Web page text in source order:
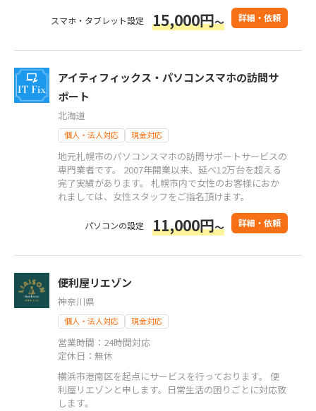
スマホ・タブレット設定 15,000円～ 詳細・依頼
アイティフィックス・パソコンスマホの訪問サ
ポート
北海道
個人・法人対応 現金対応
地元札幌市のパソコンスマホの訪問サポートサービスの
専門業者です。 2007年開業以来、延べ12万台を超える
完了実績があります。 札幌市内で女性のお客様におか
れましては、女性スタッフをご指名頂けます。
パソコンの設定 11,000円～ 詳細・依頼
便利屋リエゾン
神奈川県
個人・法人対応 現金対応
営業時間：24時間対応
定休日：無休
横浜市港南区を起点にサービスを行っております。 便
利屋リエゾンと申します。日常生活の困りごとに対応致
します。